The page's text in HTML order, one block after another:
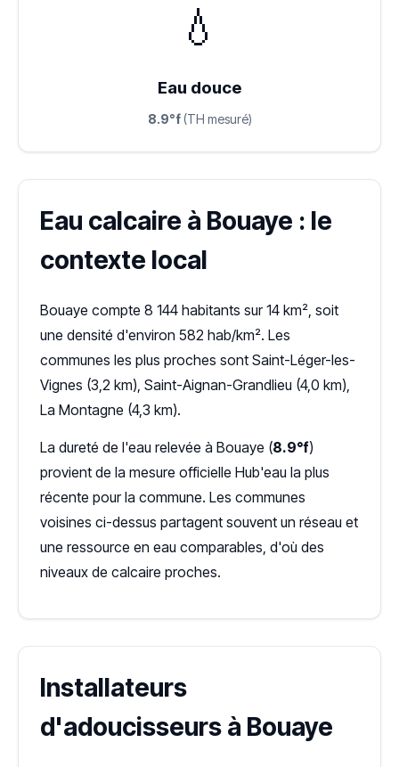
💧
Eau douce
8.9°f(TH mesuré)
Eau calcaire à Bouaye : le
contexte local
Bouaye compte 8 144 habitants sur 14 km², soit
une densité d'environ 582 hab/km². Les
communes les plus proches sont Saint-Léger-les-
Vignes (3,2 km), Saint-Aignan-Grandlieu (4,0 km),
La Montagne (4,3 km).
La dureté de l'eau relevée à Bouaye (8.9°f)
provient de la mesure officielle Hub'eau la plus
récente pour la commune. Les communes
voisines ci-dessus partagent souvent un réseau et
une ressource en eau comparables, d'où des
niveaux de calcaire proches.
Installateurs
d'adoucisseurs à Bouaye